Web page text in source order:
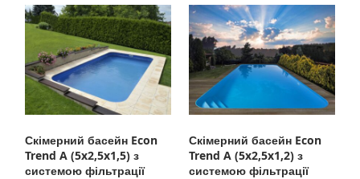
СПИСКУ
БАЖАНЬ
Скімерний басейн Econ
Trend A (5x2,5x1,5) з
системою фільтрації
Скімерний басейн Econ
Trend A (5x2,5x1,2) з
системою фільтрації